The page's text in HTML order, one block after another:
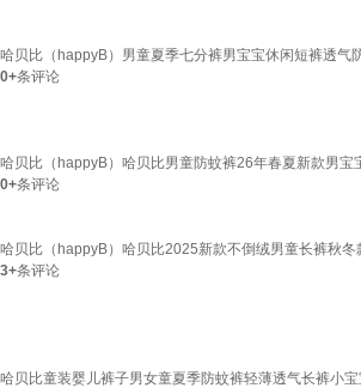
哈贝比（happyB）男童夏季七分裤男宝宝休闲短裤透气
0+条评论
哈贝比（happyB）哈贝比男童防蚊裤26年春夏新款男宝
0+条评论
哈贝比（happyB）哈贝比2025新款不倒绒男童长裤秋冬
3+条评论
哈贝比童装婴儿裤子男女童夏季防蚊裤轻薄透气长裤小